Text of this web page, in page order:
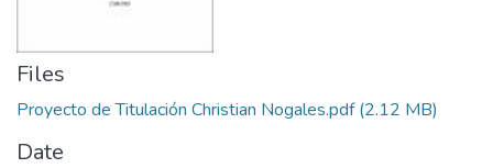
Files
Proyecto de Titulación Christian Nogales.pdf(2.12 MB)
Date